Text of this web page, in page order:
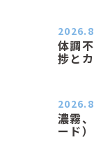
体調
捗と
濃霧
ード）